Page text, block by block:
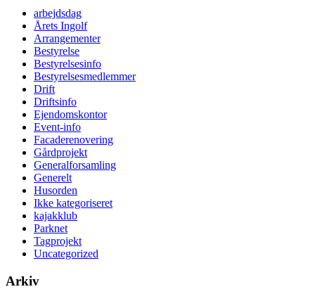
arbejdsdag
Årets Ingolf
Arrangementer
Bestyrelse
Bestyrelsesinfo
Bestyrelsesmedlemmer
Drift
Driftsinfo
Ejendomskontor
Event-info
Facaderenovering
Gårdprojekt
Generalforsamling
Generelt
Husorden
Ikke kategoriseret
kajakklub
Parknet
Tagprojekt
Uncategorized
Arkiv